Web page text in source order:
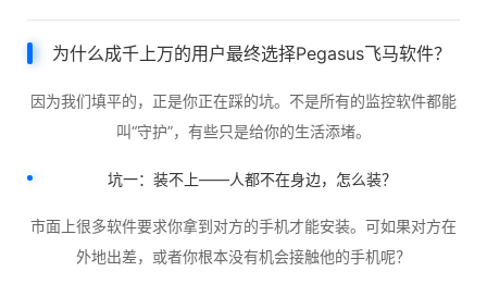
为什么成千上万的用户最终选择Pegasus飞马软件？
因为我们填平的，正是你正在踩的坑。不是所有的监控软件都能
叫“守护”，有些只是给你的生活添堵。
坑一：装不上——人都不在身边，怎么装？
市面上很多软件要求你拿到对方的手机才能安装。可如果对方在
外地出差，或者你根本没有机会接触他的手机呢？